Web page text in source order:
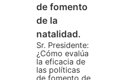
de fomento
de la
natalidad.
Sr. Presidente:
¿Cómo evalúa
la eficacia de
las políticas
de fomento de